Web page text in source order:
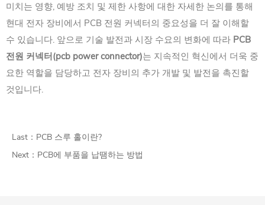
미치는 영향, 예방 조치 및 제한 사항에 대한 자세한 논의를 통해
현대 전자 장비에서 PCB 전원 커넥터의 중요성을 더 잘 이해할
수 있습니다. 앞으로 기술 발전과 시장 수요의 변화에 따라 PCB
전원 커넥터(pcb power connector)는 지속적인 혁신에서 더욱 중
요한 역할을 담당하고 전자 장비의 추가 개발 및 발전을 촉진할
것입니다.
Last： PCB 스루 홀이란?
Next： PCB에 부품을 납땜하는 방법